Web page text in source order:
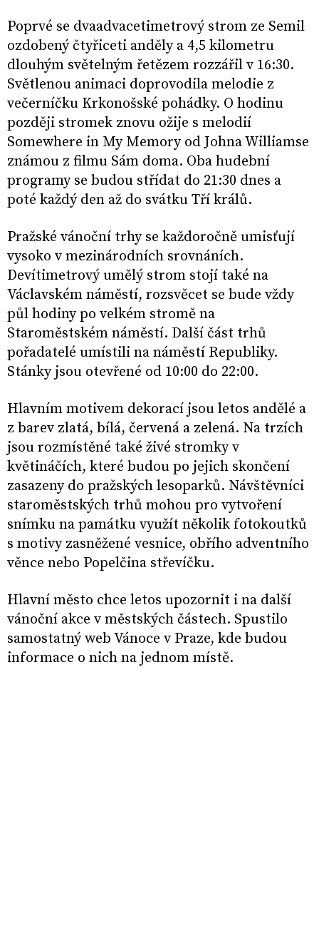
Poprvé se dvaadvacetimetrový strom ze Semil
ozdobený čtyřiceti anděly a 4,5 kilometru
dlouhým světelným řetězem rozzářil v 16:30.
Světlenou animaci doprovodila melodie z
večerníčku Krkonošské pohádky. O hodinu
později stromek znovu ožije s melodií
Somewhere in My Memory od Johna Williamse
známou z filmu Sám doma. Oba hudební
programy se budou střídat do 21:30 dnes a
poté každý den až do svátku Tří králů.
Pražské vánoční trhy se každoročně umisťují
vysoko v mezinárodních srovnáních.
Devítimetrový umělý strom stojí také na
Václavském náměstí, rozsvěcet se bude vždy
půl hodiny po velkém stromě na
Staroměstském náměstí. Další část trhů
pořadatelé umístili na náměstí Republiky.
Stánky jsou otevřené od 10:00 do 22:00.
Hlavním motivem dekorací jsou letos andělé a
z barev zlatá, bílá, červená a zelená. Na trzích
jsou rozmístěné také živé stromky v
květináčích, které budou po jejich skončení
zasazeny do pražských lesoparků. Návštěvníci
staroměstských trhů mohou pro vytvoření
snímku na památku využít několik fotokoutků
s motivy zasněžené vesnice, obřího adventního
věnce nebo Popelčina střevíčku.
Hlavní město chce letos upozornit i na další
vánoční akce v městských částech. Spustilo
samostatný web Vánoce v Praze, kde budou
informace o nich na jednom místě.